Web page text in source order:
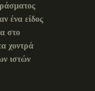
ένα είδος
στο
χοντρά
ιστών